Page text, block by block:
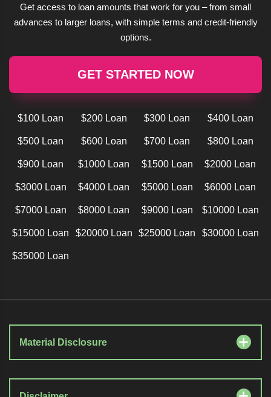
Get access to loan amounts that work for you – from small
advances to larger loans, with simple terms and credit-friendly
options.
GET STARTED NOW
$100 Loan $200 Loan $300 Loan $400 Loan
$500 Loan $600 Loan $700 Loan $800 Loan
$900 Loan $1000 Loan $1500 Loan $2000 Loan
$3000 Loan $4000 Loan $5000 Loan $6000 Loan
$7000 Loan $8000 Loan $9000 Loan $10000 Loan
$15000 Loan $20000 Loan $25000 Loan $30000 Loan
$35000 Loan
Material Disclosure